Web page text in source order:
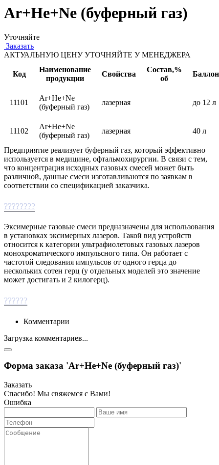
Ar+He+Ne (буферный газ)
Уточняйте
Заказать
АКТУАЛЬНУЮ ЦЕНУ УТОЧНЯЙТЕ У МЕНЕДЖЕРА
Код
Наименование
продукции
Свойства
Состав,%
об
Баллон
11101
Ar+He+Ne
(буферный газ)
лазерная до 12 л
11102
Ar+He+Ne
(буферный газ)
лазерная 40 л
Предприятие реализует буферный газ, который эффективно
используется в медицине, офтальмохирургии. В связи с тем,
что концентрация исходных газовых смесей может быть
различной, данные смеси изготавливаются по заявкам в
соответствии со спецификацией заказчика.
????????
Эксимерные газовые смеси предназначены для использования
в установках эксимерных лазеров. Такой вид устройств
относится к категории ультрафиолетовых газовых лазеров
монохроматического импульсного типа. Он работает с
частотой следования импульсов от одного герца до
нескольких сотен герц (у отдельных моделей это значение
может достигать и 2 килогерц).
??????
Комментарии
Загрузка комментариев...
Форма заказа 'Ar+He+Ne (буферный газ)'
Заказать
Спасибо! Мы свяжемся с Вами!
Ошибка